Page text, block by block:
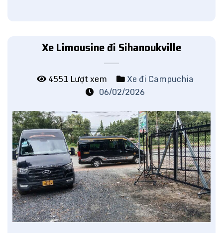
Xe Limousine đi Sihanoukville
4551 Lượt xem
Xe đi Campuchia
06/02/2026